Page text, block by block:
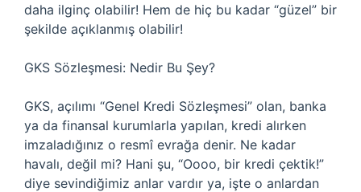
daha ilginç olabilir! Hem de hiç bu kadar “güzel” bir
şekilde açıklanmış olabilir!
GKS Sözleşmesi: Nedir Bu Şey?
GKS, açılımı “Genel Kredi Sözleşmesi” olan, banka
ya da finansal kurumlarla yapılan, kredi alırken
imzaladığınız o resmî evrağa denir. Ne kadar
havalı, değil mi? Hani şu, “Oooo, bir kredi çektik!”
diye sevindiğimiz anlar vardır ya, işte o anlardan